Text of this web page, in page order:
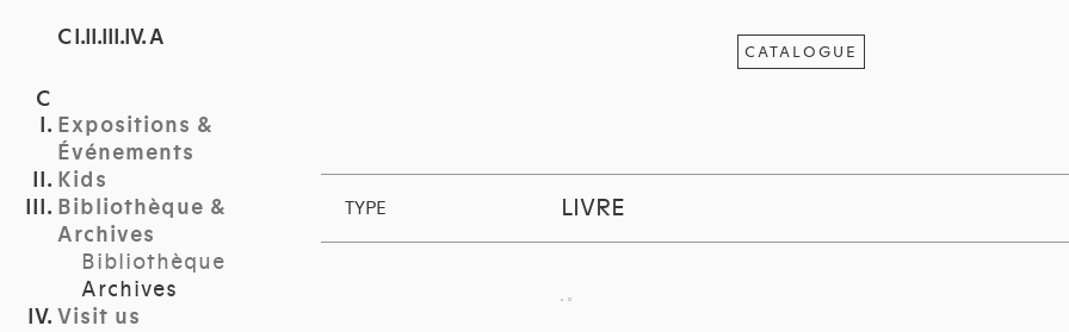
C I.II.III.IV. A
Expositions &
Événements
Kids
Bibliothèque &
Archives
Bibliothèque
Archives
Visit us
CATALOGUE
TYPE LIVRE